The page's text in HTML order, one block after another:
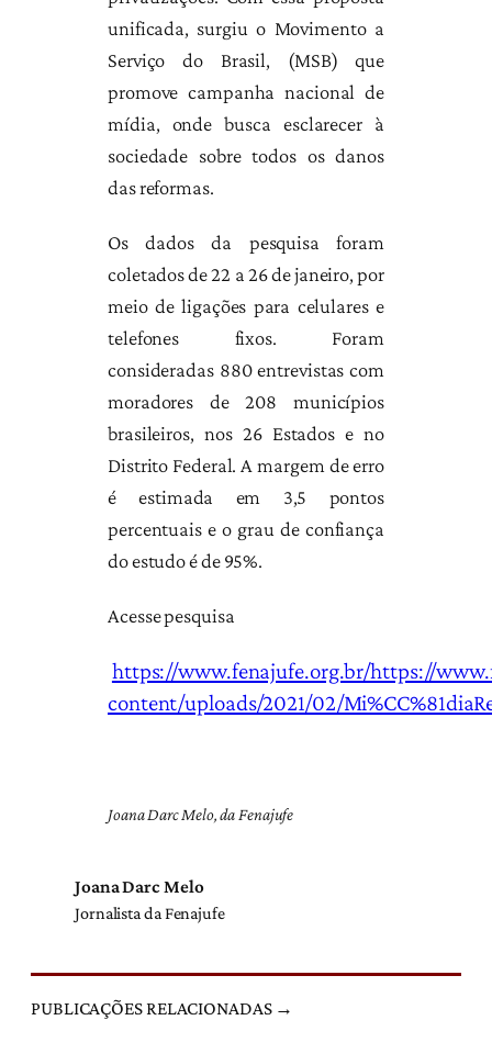
unificada, surgiu o Movimento a
Serviço do Brasil, (MSB) que
promove campanha nacional de
mídia, onde busca esclarecer à
sociedade sobre todos os danos
das reformas.
Os dados da pesquisa foram
coletados de 22 a 26 de janeiro, por
meio de ligações para celulares e
telefones fixos. Foram
consideradas 880 entrevistas com
moradores de 208 municípios
brasileiros, nos 26 Estados e no
Distrito Federal. A margem de erro
é estimada em 3,5 pontos
percentuais e o grau de confiança
do estudo é de 95%.
Acesse pesquisa
https://www.fenajufe.org.br/https://
content/uploads/2021/02/
Joana Darc Melo, da Fenajufe
Joana Darc Melo
Jornalista da Fenajufe
PUBLICAÇÕES RELACIONADAS →